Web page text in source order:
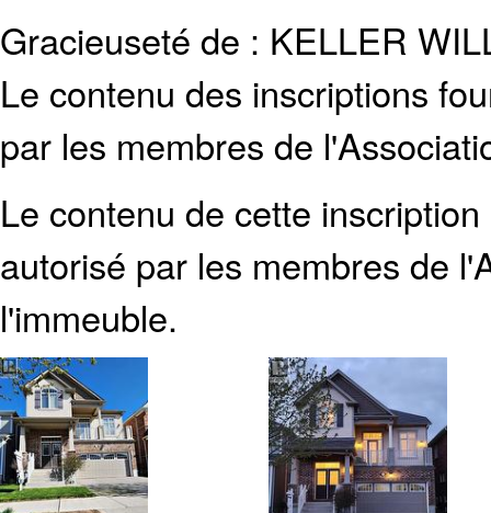
Gracieuseté de : KELLER
Le contenu des inscriptions
par les membres de
Le contenu de cette
autorisé par les membres de
l'immeuble.